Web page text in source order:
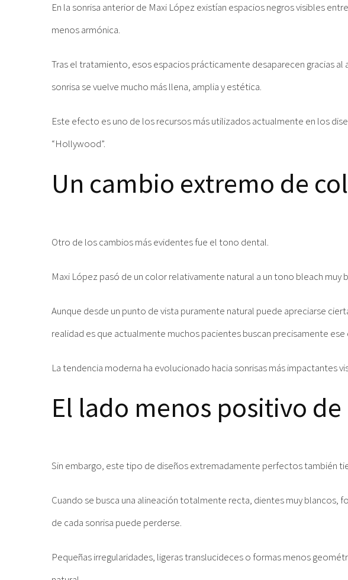
En la sonrisa anterior de Maxi López existían espacios negros visibles
menos armónica.
Tras el tratamiento, esos espacios prácticamente desaparecen gracias
sonrisa se vuelve mucho más llena, amplia y estética.
Este efecto es uno de los recursos más utilizados actualmente en los
“Hollywood”.
Un cambio extremo de
Otro de los cambios más evidentes fue el tono dental.
Maxi López pasó de un color relativamente natural a un tono bleach
Aunque desde un punto de vista puramente natural puede apreciarse
realidad es que actualmente muchos pacientes buscan precisamente
La tendencia moderna ha evolucionado hacia sonrisas más impactantes
El lado menos positivo
Sin embargo, este tipo de diseños extremadamente perfectos también
Cuando se busca una alineación totalmente recta, dientes muy
de cada sonrisa puede perderse.
Pequeñas irregularidades, ligeras translucideces o formas menos